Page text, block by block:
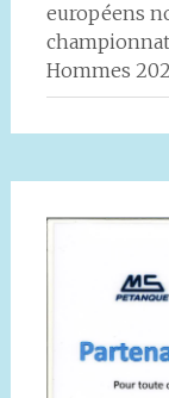
européens
Hommes